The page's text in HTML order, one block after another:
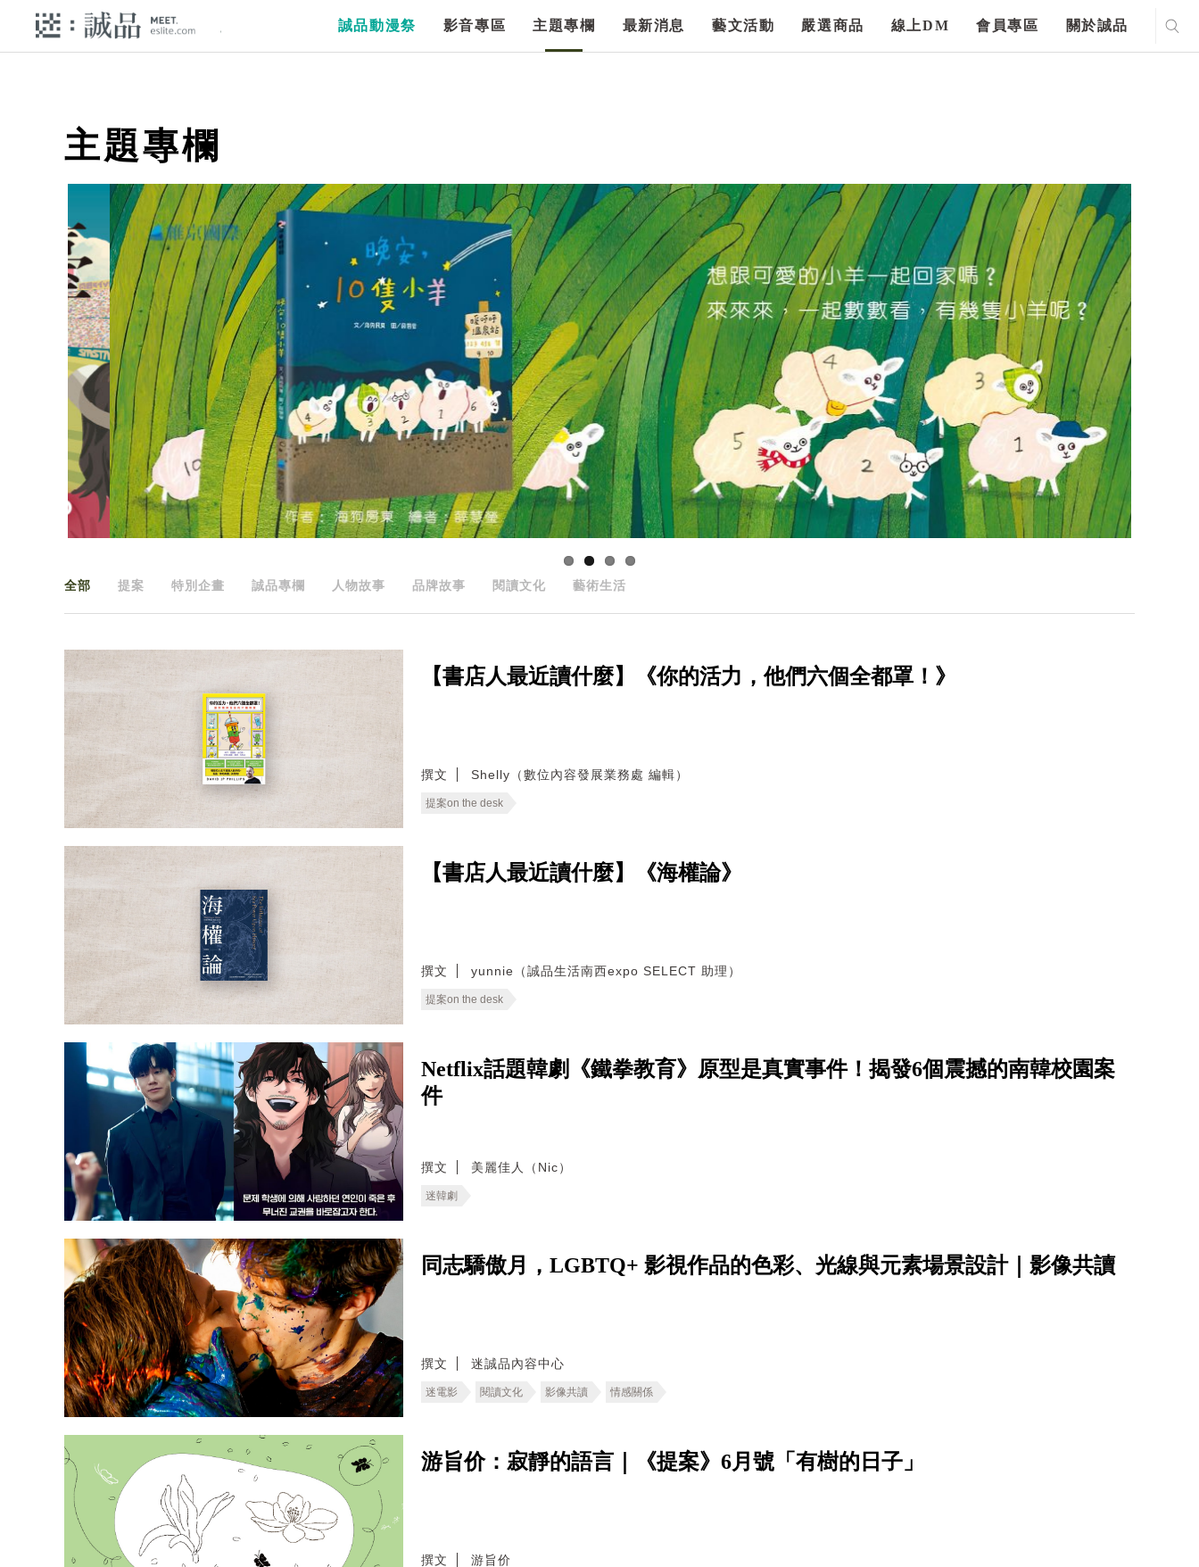
誠品動漫祭 影音專區 主題專欄 最新消息 藝文活動 嚴選商品 線上DM 會員專區 關於誠品
主題專欄
全部 提案 特別企畫 誠品專欄 人物故事 品牌故事 閱讀文化 藝術生活
【書店人最近讀什麼】《你的活力，他們六個全都罩！》
撰文 Shelly（數位內容發展業務處 編輯）
提案on the desk
【書店人最近讀什麼】《海權論》
撰文 yunnie（誠品生活南西expo SELECT 助理）
提案on the desk
Netflix話題韓劇《鐵拳教育》原型是真實事件！揭發6個震撼的南韓校園案
件
撰文 美麗佳人（Nic）
迷韓劇
同志驕傲月，LGBTQ+ 影視作品的色彩、光線與元素場景設計｜影像共讀
撰文 迷誠品內容中心
迷電影 閱讀文化 影像共讀 情感關係
游旨价：寂靜的語言｜《提案》6月號「有樹的日子」
撰文 游旨价